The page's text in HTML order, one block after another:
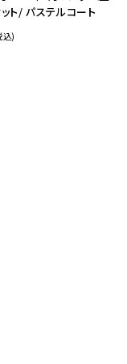
ト/ パステルコート
込)